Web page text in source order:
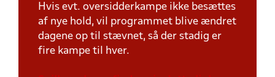
Hvis evt. oversidderkampe ikke besættes
af nye hold, vil programmet blive ændret
dagene op til stævnet, så der stadig er
fire kampe til hver.